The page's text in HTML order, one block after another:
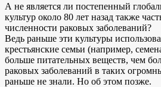
А не является ли постепенный
культур около 80 лет назад также
численности раковых заболеваний?
Ведь раньше эти культуры
крестьянские семьи (например,
больше питательных веществ, чем
раковых заболеваний в таких
раньше не знали. Но об этом позже.